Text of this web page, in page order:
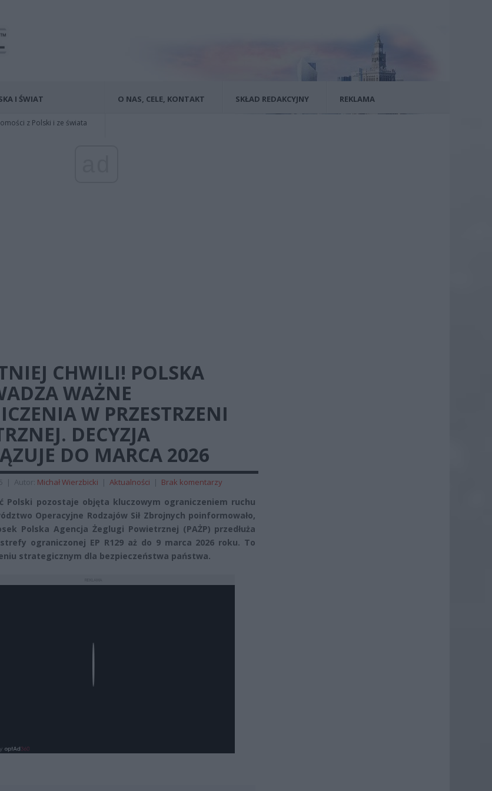
I ŚWIAT
z Polski i ze świata
O NAS, CELE, KONTAKT SKŁAD REDAKCYJNY REKLAMA
CHWILI! POLSKA
WAŻNE
W PRZESTRZENI
DECYZJA
DO MARCA 2026
| Autor: Michał Wierzbicki | Aktualności | Brak komentarzy
Polski pozostaje objęta kluczowym ograniczeniem ruchu
Operacyjne Rodzajów Sił Zbrojnych poinformowało,
Polska Agencja Żeglugi Powietrznej (PAŻP) przedłuża
ograniczonej EP R129 aż do 9 marca 2026 roku. To
strategicznym dla bezpieczeństwa państwa.